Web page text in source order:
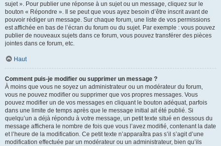
sujet ». Pour publier une réponse à un sujet ou un message, cliquez sur le
bouton « Répondre ». Il se peut que vous ayez besoin d’être inscrit avant de
pouvoir rédiger un message. Sur chaque forum, une liste de vos permissions
est affichée en bas de l’écran du forum ou du sujet. Par exemple : vous pouvez
publier de nouveaux sujets dans ce forum, vous pouvez transférer des pièces
jointes dans ce forum, etc.
Haut
Comment puis-je modifier ou supprimer un message ?
À moins que vous ne soyez un administrateur ou un modérateur du forum,
vous ne pouvez modifier ou supprimer que vos propres messages. Vous
pouvez modifier un de vos messages en cliquant le bouton adéquat, parfois
dans une limite de temps après que le message initial ait été publié. Si
quelqu’un a déjà répondu à votre message, un petit texte situé en dessous du
message affichera le nombre de fois que vous l’avez modifié, contenant la date
et l’heure de la modification. Ce petit texte n’apparaîtra pas s’il s’agit d’une
modification effectuée par un modérateur ou un administrateur, bien qu’ils